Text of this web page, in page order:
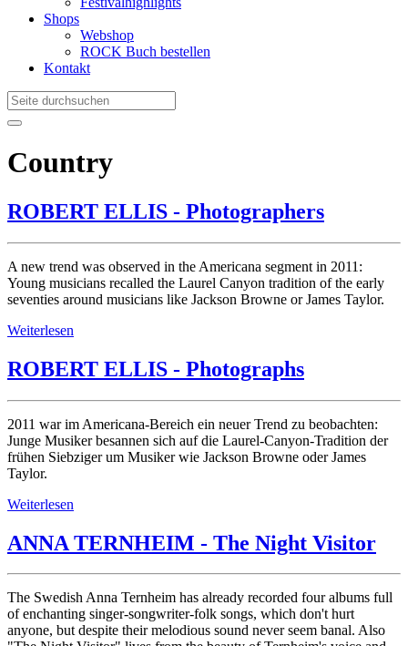
Shops
Webshop
ROCK Buch bestellen
Kontakt
Country
ROBERT ELLIS - Photographers
A new trend was observed in the Americana segment in 2011:
Young musicians recalled the Laurel Canyon tradition of the early
seventies around musicians like Jackson Browne or James Taylor.
Weiterlesen
ROBERT ELLIS - Photographs
2011 war im Americana-Bereich ein neuer Trend zu beobachten:
Junge Musiker besannen sich auf die Laurel-Canyon-Tradition der
frühen Siebziger um Musiker wie Jackson Browne oder James
Taylor.
Weiterlesen
ANNA TERNHEIM - The Night Visitor
The Swedish Anna Ternheim has already recorded four albums full
of enchanting singer-songwriter-folk songs, which don't hurt
anyone, but despite their melodious sound never seem banal. Also